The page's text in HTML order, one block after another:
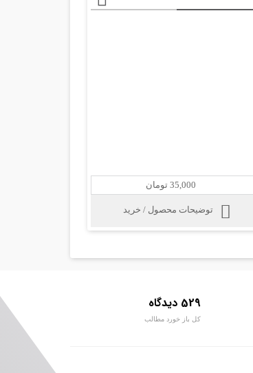
35,000 تومان
توضیحات محصول / خرید
529 دیدگاه
کل باز خورد مطالب